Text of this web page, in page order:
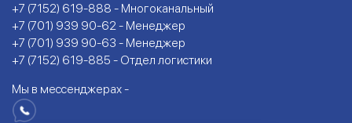
+7 (7152) 619-888 - Многоканальный
+7 (701) 939 90-62 - Менеджер
+7 (701) 939 90-63 - Менеджер
+7 (7152) 619-885 - Отдел логистики
Мы в мессенджерах -